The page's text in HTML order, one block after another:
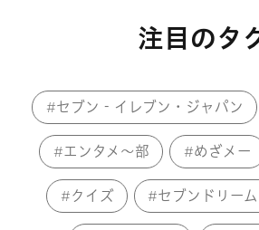
注目のタ
セブン‐イレブン・ジャパン
エンタメ～部 めざメー
クイズ セブンドリー